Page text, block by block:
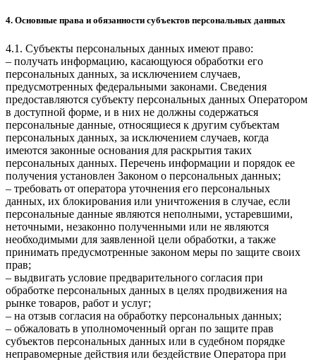
4. Основные права и обязанности субъектов персональных данных
4.1. Субъекты персональных данных имеют право:
– получать информацию, касающуюся обработки его
персональных данных, за исключением случаев,
предусмотренных федеральными законами. Сведения
предоставляются субъекту персональных данных Оператором
в доступной форме, и в них не должны содержаться
персональные данные, относящиеся к другим субъектам
персональных данных, за исключением случаев, когда
имеются законные основания для раскрытия таких
персональных данных. Перечень информации и порядок ее
получения установлен Законом о персональных данных;
– требовать от оператора уточнения его персональных
данных, их блокирования или уничтожения в случае, если
персональные данные являются неполными, устаревшими,
неточными, незаконно полученными или не являются
необходимыми для заявленной цели обработки, а также
принимать предусмотренные законом меры по защите своих
прав;
– выдвигать условие предварительного согласия при
обработке персональных данных в целях продвижения на
рынке товаров, работ и услуг;
– на отзыв согласия на обработку персональных данных;
– обжаловать в уполномоченный орган по защите прав
субъектов персональных данных или в судебном порядке
неправомерные действия или бездействие Оператора при